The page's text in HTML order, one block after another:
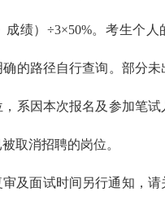
成绩）÷3×50%。考生个人
的路径自行查询。部分未
系因本次报名及参加笔试
取消招聘的岗位。
审及面试时间另行通知，